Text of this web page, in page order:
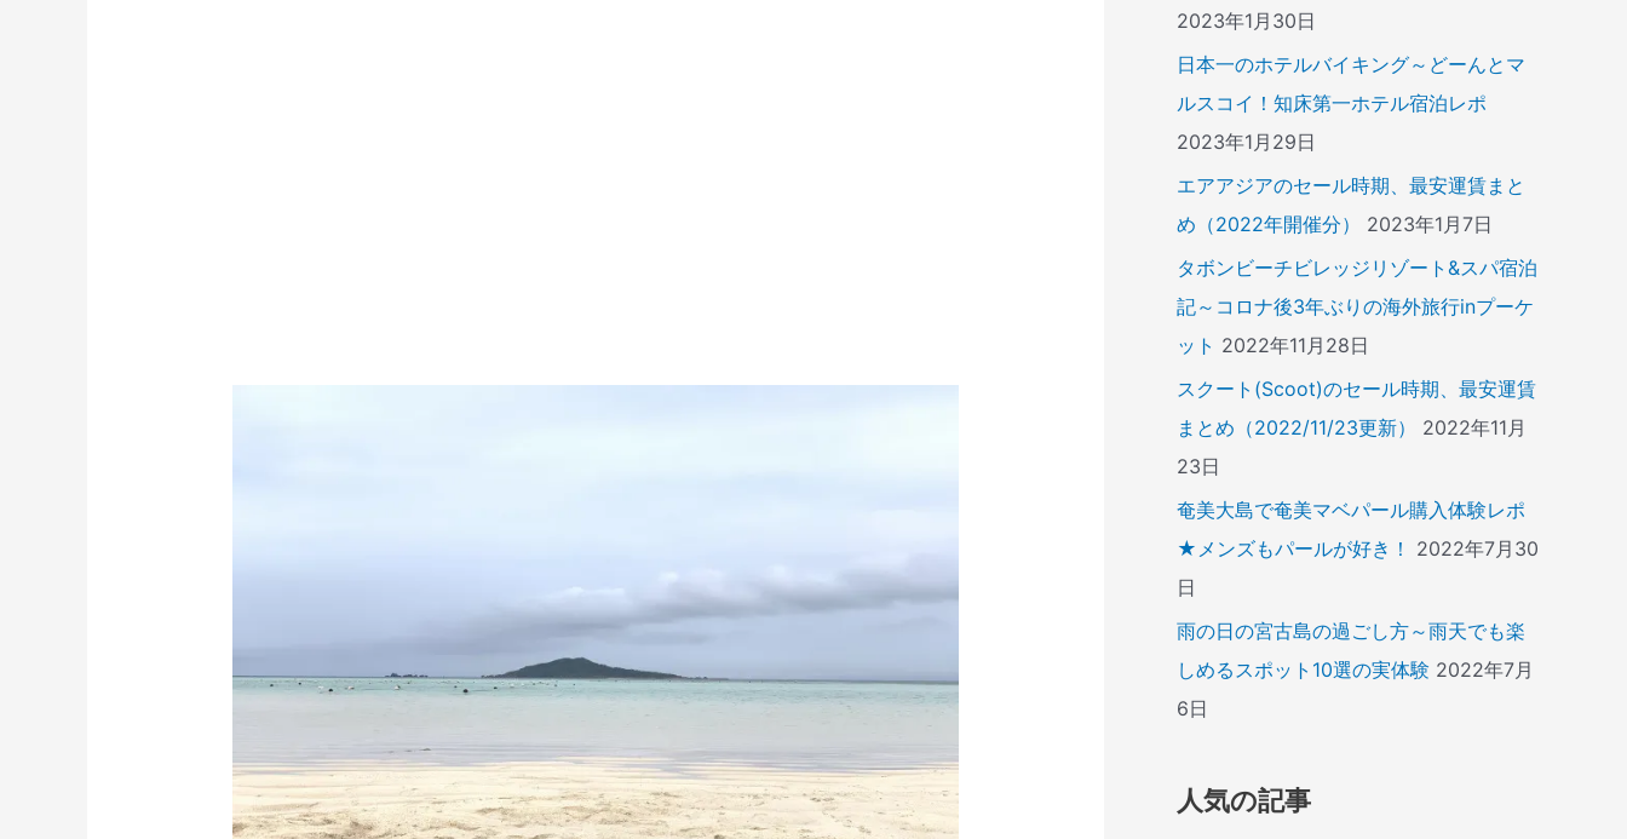
2023年1月30日
日本一のホテルバイキング～どーんとマ
ルスコイ！知床第一ホテル宿泊レポ
2023年1月29日
エアアジアのセール時期、最安運賃まと
め（2022年開催分）
2023年1月7日
タボンビーチビレッジリゾート&スパ宿泊
記～コロナ後3年ぶりの海外旅行inプーケ
ット 2022年11月28日
スクート(Scoot)のセール時期、最安運賃
まとめ（2022/11/23更新）
2022年11月
23日
奄美大島で奄美マベパール購入体験レポ
★メンズもパールが好き！
2022年7月30
日
雨の日の宮古島の過ごし方～雨天でも楽
しめるスポット10選の実体験 2022年7月
6日
人気の記事